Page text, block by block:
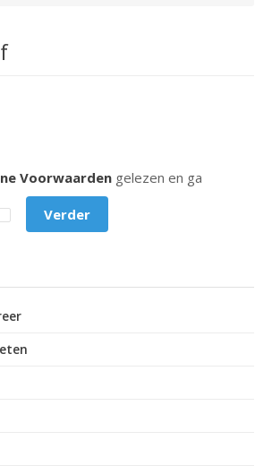
Voorwaarden gelezen en ga